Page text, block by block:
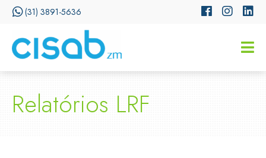
(31) 3891-5636
Relatórios LRF
CISSA